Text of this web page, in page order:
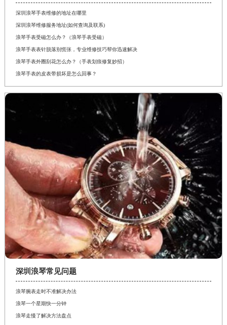
深圳浪琴手表维修的地址在哪里
深圳浪琴维修服务地址(如何查询及联系)
浪琴手表受磁怎么办？（浪琴手表受磁）
浪琴手表表针脱落别慌张，专业维修技巧帮你迅速解决
浪琴手表外圈刮花怎么办？（手表划痕修复妙招）
浪琴手表的皮表带损坏是怎么回事？
深圳浪琴常见问题
浪琴腕表走时不准解决办法
浪琴一个星期快一分钟
浪琴走慢了解决方法盘点